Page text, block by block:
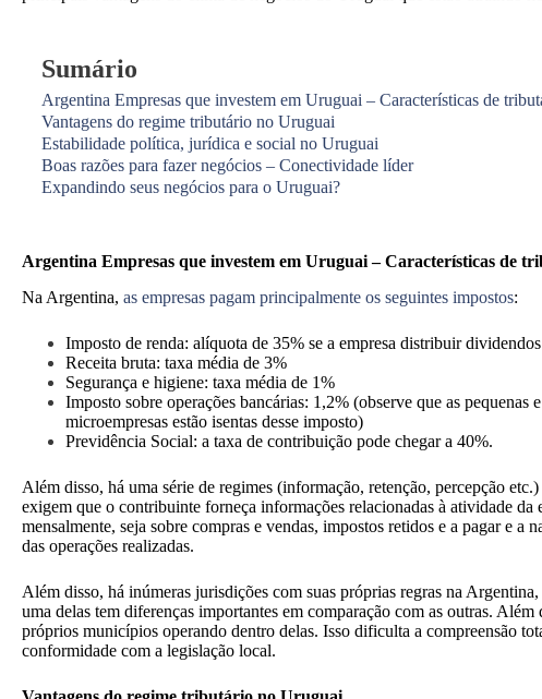
Sumário
Argentina Empresas que investem em Uruguai – Características de
Vantagens do regime tributário no Uruguai
Estabilidade política, jurídica e social no Uruguai
Boas razões para fazer negócios – Conectividade líder
Expandindo seus negócios para o Uruguai?
Argentina Empresas que investem em Uruguai– Características de
Na Argentina, as empresas pagam principalmente os seguintes impostos:
Imposto de renda: alíquota de 35% se a empresa distribuir dividendos
Receita bruta: taxa média de 3%
Segurança e higiene: taxa média de 1%
Imposto sobre operações bancárias: 1,2% (observe que as pequenas e
microempresas estão isentas desse imposto)
Previdência Social: a taxa de contribuição pode chegar a 40%.
Além disso, há uma série de regimes (informação, retenção, percepção etc.)
exigem que o contribuinte forneça informações relacionadas à atividade da
mensalmente, seja sobre compras e vendas, impostos retidos e a pagar e a
das operações realizadas.
Além disso, há inúmeras jurisdições com suas próprias regras na Argentina,
uma delas tem diferenças importantes em comparação com as outras.
próprios municípios operando dentro delas. Isso dificulta a compreensão
conformidade com a legislação local.